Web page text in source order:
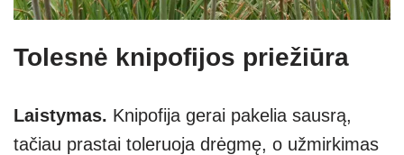
Tolesnė knipofijos priežiūra
Laistymas. Knipofija gerai pakelia sausrą,
tačiau prastai toleruoja drėgmę, o užmirkimas